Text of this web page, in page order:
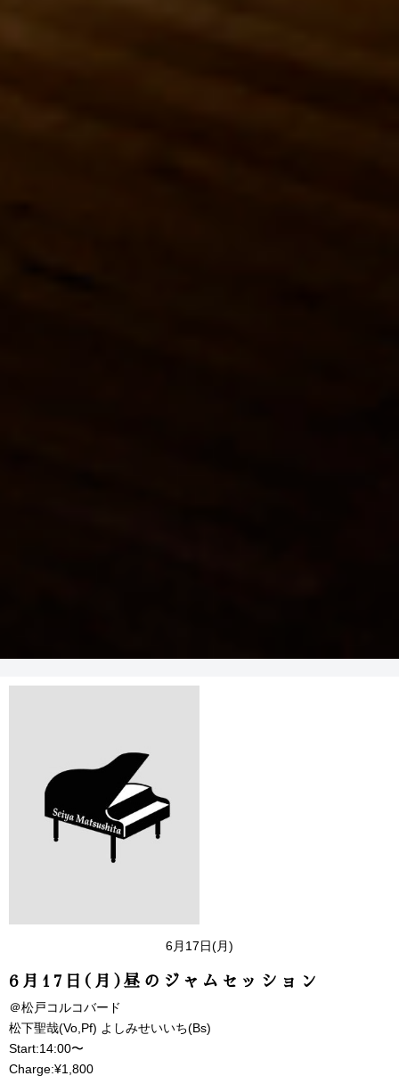
6月17日(月)
6月17日(月)昼のジャムセッション
＠松戸コルコバード
松下聖哉(Vo,Pf) よしみせいいち(Bs)
Start:14:00〜
Charge:¥1,800